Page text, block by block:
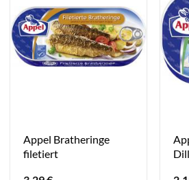
Appel Bratheringe
filetiert